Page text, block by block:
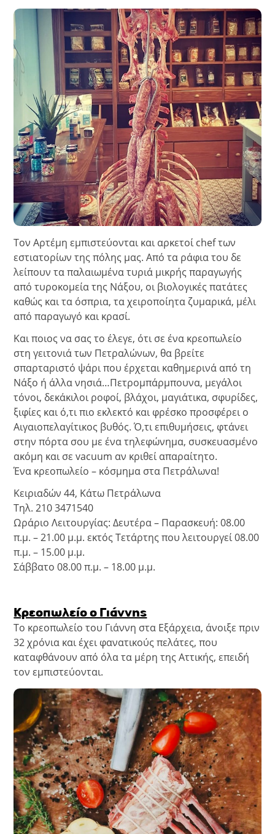
Τον Αρτέμη εμπιστεύονται και αρκετοί chef των
εστιατορίων της πόλης μας. Από τα ράφια του δε
λείπουν τα παλαιωμένα τυριά μικρής παραγωγής
από τυροκομεία της Νάξου, οι βιολογικές πατάτες
καθώς και τα όσπρια, τα χειροποίητα ζυμαρικά, μέλι
από παραγωγό και κρασί.
Και ποιος να σας το έλεγε, ότι σε ένα κρεοπωλείο
στη γειτονιά των Πετραλώνων, θα βρείτε
σπαρταριστό ψάρι που έρχεται καθημερινά από τη
Νάξο ή άλλα νησιά…Πετρομπάρμπουνα, μεγάλοι
τόνοι, δεκάκιλοι ροφοί, βλάχοι, μαγιάτικα, σφυρίδες,
ξιφίες και ό,τι πιο εκλεκτό και φρέσκο προσφέρει ο
Αιγαιοπελαγίτικος βυθός. Ό,τι επιθυμήσεις, φτάνει
στην πόρτα σου με ένα τηλεφώνημα, συσκευασμένο
ακόμη και σε vacuum αν κριθεί απαραίτητο.
Ένα κρεοπωλείο – κόσμημα στα Πετράλωνα!
Κειριαδών 44, Κάτω Πετράλωνα
Τηλ. 210 3471540
Ωράριο Λειτουργίας: Δευτέρα – Παρασκευή: 08.00
π.μ. – 21.00 μ.μ. εκτός Τετάρτης που λειτουργεί 08.00
π.μ. – 15.00 μ.μ.
Σάββατο 08.00 π.μ. – 18.00 μ.μ.
Κρεοπωλείο ο Γιάννης
Το κρεοπωλείο του Γιάννη στα Εξάρχεια, άνοιξε πριν
32 χρόνια και έχει φανατικούς πελάτες, που
καταφθάνουν από όλα τα μέρη της Αττικής, επειδή
τον εμπιστεύονται.